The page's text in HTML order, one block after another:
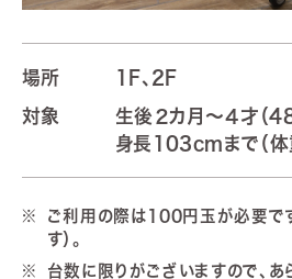
場所 1F、2F
対象
生後２カ月～４才（
身長103cmまで（
ご利用の際は100円玉が必要で
す）。
台数に限りがございますので、あ